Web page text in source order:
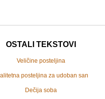
OSTALI TEKSTOVI
Veličine posteljina
posteljina za udoban san
Dečija soba